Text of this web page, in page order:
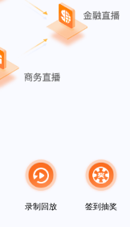
录制回放 签到抽奖